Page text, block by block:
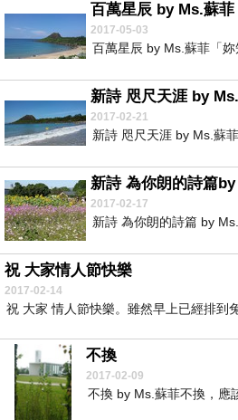
百萬星辰 by Ms.蘇菲
2017-05-03
百萬星辰 by Ms.蘇菲「
新詩 咫尺天涯 by
2017-02-21
新詩 咫尺天涯 by Ms.蘇
新詩 為你朗的詩篇
2017-02-17
新詩 為你朗的詩篇 by
祝 大家情人節快樂
2017-02-14
祝 大家 情人節快樂。雖然早上已經排到
不換
2017-02-09
不換 by Ms.蘇菲不換，應